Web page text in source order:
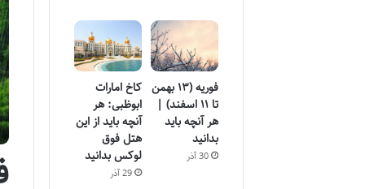
فوریه (۱۳ بهمن
تا ۱۱ اسفند) |
هر آنچه باید
بدانید
30 آذر
کاخ امارات
ابوظبی: هر
آنچه باید از این
هتل فوق
لوکس بدانید
29 آذر